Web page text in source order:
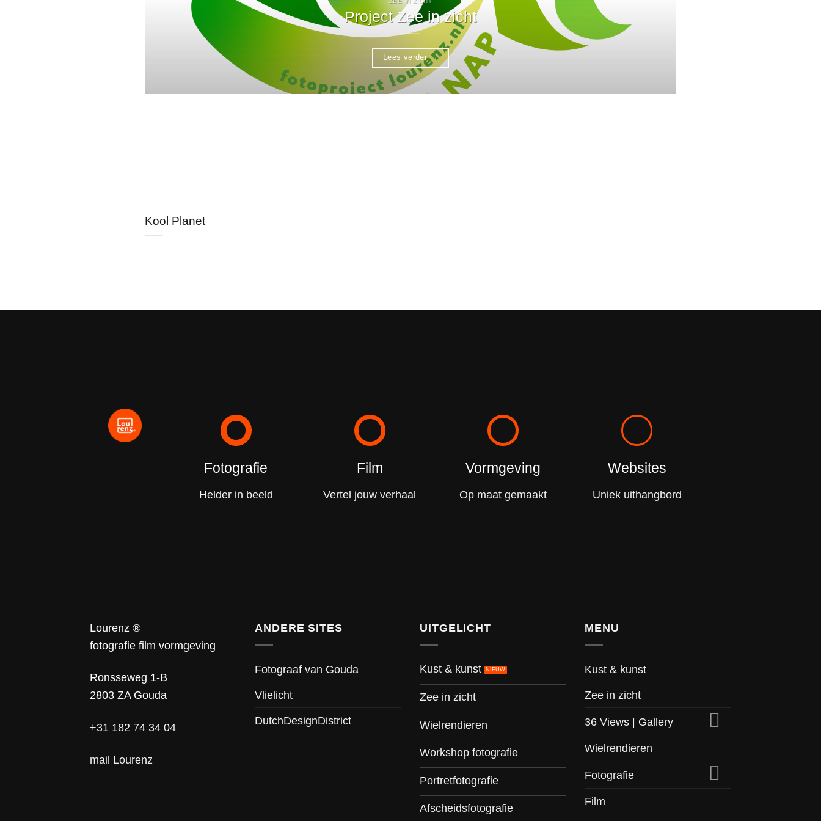
Project Zee in zicht
Lees verder→
Kool Planet
Fotografie
Helder in beeld
Film
Vertel jouw verhaal
Vormgeving
Op maat gemaakt
Websites
Uniek uithangbord
Lourenz ®
fotografie film vormgeving
Ronsseweg 1-B
2803 ZA Gouda
+31 182 74 34 04
mail Lourenz
ANDERE SITES
Fotograaf van Gouda
Vlielicht
DutchDesignDistrict
UITGELICHT
Kust & kunst
Zee in zicht
Wielrendieren
Workshop fotografie
Portretfotografie
Afscheidsfotografie
MENU
Kust & kunst
Zee in zicht
36 Views | Gallery
Wielrendieren
Fotografie
Film